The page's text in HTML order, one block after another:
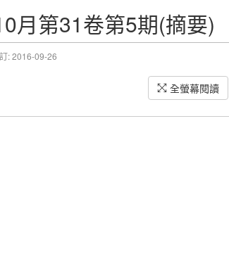
月第31卷第5期(摘要)
: 2016-09-26
全螢幕閱讀